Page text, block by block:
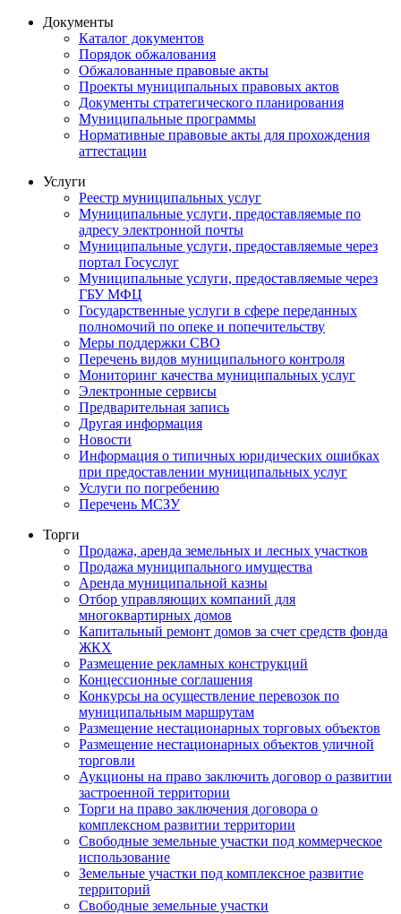
Документы
Каталог документов
Порядок обжалования
Обжалованные правовые акты
Проекты муниципальных правовых актов
Документы стратегического планирования
Муниципальные программы
Нормативные правовые акты для прохождения
аттестации
Услуги
Реестр муниципальных услуг
Муниципальные услуги, предоставляемые по
адресу электронной почты
Муниципальные услуги, предоставляемые через
портал Госуслуг
Муниципальные услуги, предоставляемые через
ГБУ МФЦ
Государственные услуги в сфере переданных
полномочий по опеке и попечительству
Меры поддержки СВО
Перечень видов муниципального контроля
Мониторинг качества муниципальных услуг
Электронные сервисы
Предварительная запись
Другая информация
Новости
Информация о типичных юридических ошибках
при предоставлении муниципальных услуг
Услуги по погребению
Перечень МСЗУ
Торги
Продажа, аренда земельных и лесных участков
Продажа муниципального имущества
Аренда муниципальной казны
Отбор управляющих компаний для
многоквартирных домов
Капитальный ремонт домов за счет средств фонда
ЖКХ
Размещение рекламных конструкций
Концессионные соглашения
Конкурсы на осуществление перевозок по
муниципальным маршрутам
Размещение нестационарных торговых объектов
Размещение нестационарных объектов уличной
торговли
Аукционы на право заключить договор о развитии
застроенной территории
Торги на право заключения договора о
комплексном развитии территории
Свободные земельные участки под коммерческое
использование
Земельные участки под комплексное развитие
территорий
Свободные земельные участки